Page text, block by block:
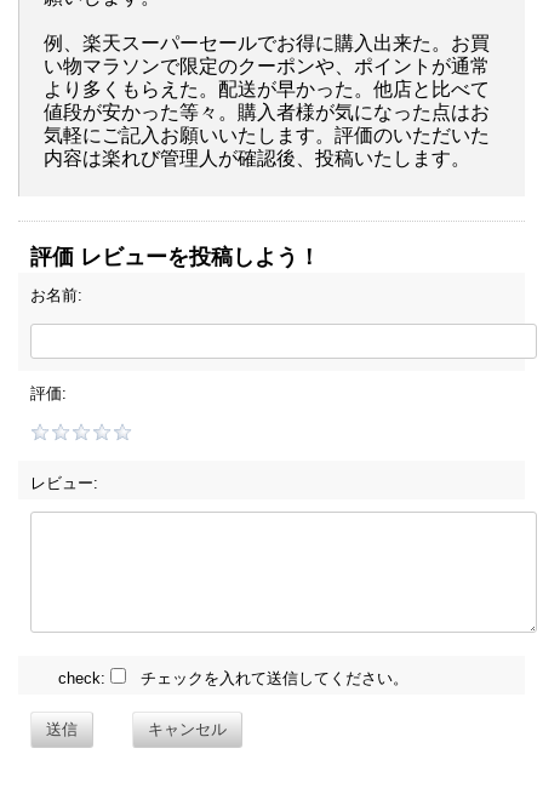
例、楽天スーパーセールでお得に購入出来た。お買
い物マラソンで限定のクーポンや、ポイントが通常
より多くもらえた。配送が早かった。他店と比べて
値段が安かった等々。購入者様が気になった点はお
気軽にご記入お願いいたします。評価のいただいた
内容は楽れび管理人が確認後、投稿いたします。
評価 レビューを投稿しよう！
お名前:
評価:
レビュー:
check: チェックを入れて送信してください。
送信 キャンセル